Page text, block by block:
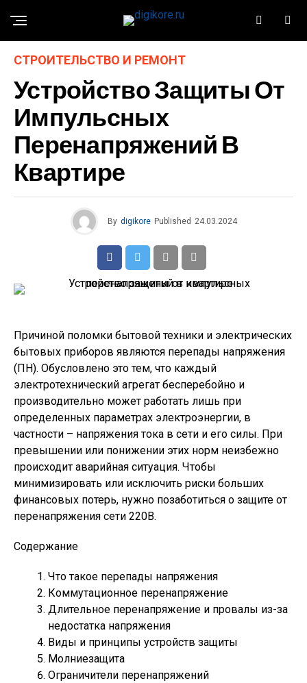
СТРОИТЕЛЬСТВО И РЕМОНТ
Устройство Защиты От
Импульсных
Перенапряжений В
Квартире
By digikore Published 24.03.2024
Причиной поломки бытовой техники и электрических
бытовых приборов являются перепады напряжения
(ПН). Обусловлено это тем, что каждый
электротехнический агрегат бесперебойно и
производительно может работать лишь при
определенных параметрах электроэнергии, в
частности – напряжения тока в сети и его силы. При
превышении или понижении этих норм неизбежно
происходит аварийная ситуация. Чтобы
минимизировать или исключить риски больших
финансовых потерь, нужно позаботиться о защите от
перенапряжения сети 220В.
Содержание
Что такое перепады напряжения
Коммутационное перенапряжение
Длительное перенапряжение и провалы из-за
недостатка напряжения
Виды и принципы устройств защиты
Молниезащита
Ограничители перенапряжений